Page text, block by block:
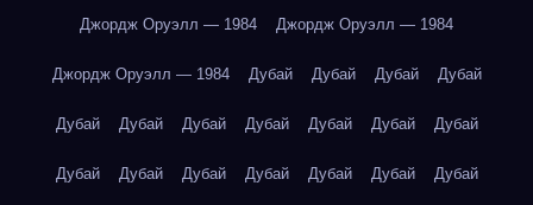
Джордж Оруэлл — 1984 Джордж Оруэлл — 1984
Джордж Оруэлл — 1984 Дубай Дубай Дубай Дубай
Дубай Дубай Дубай Дубай Дубай Дубай Дубай
Дубай Дубай Дубай Дубай Дубай Дубай Дубай